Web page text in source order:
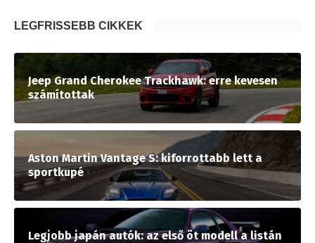
LEGFRISSEBB CIKKEK
Jeep Grand Cherokee Trackhawk: erre kevesen
számítottak
Aston Martin Vantage S: kiforrottabb lett a
sportkupé
Legjobb japán autók: az első öt modell a listán